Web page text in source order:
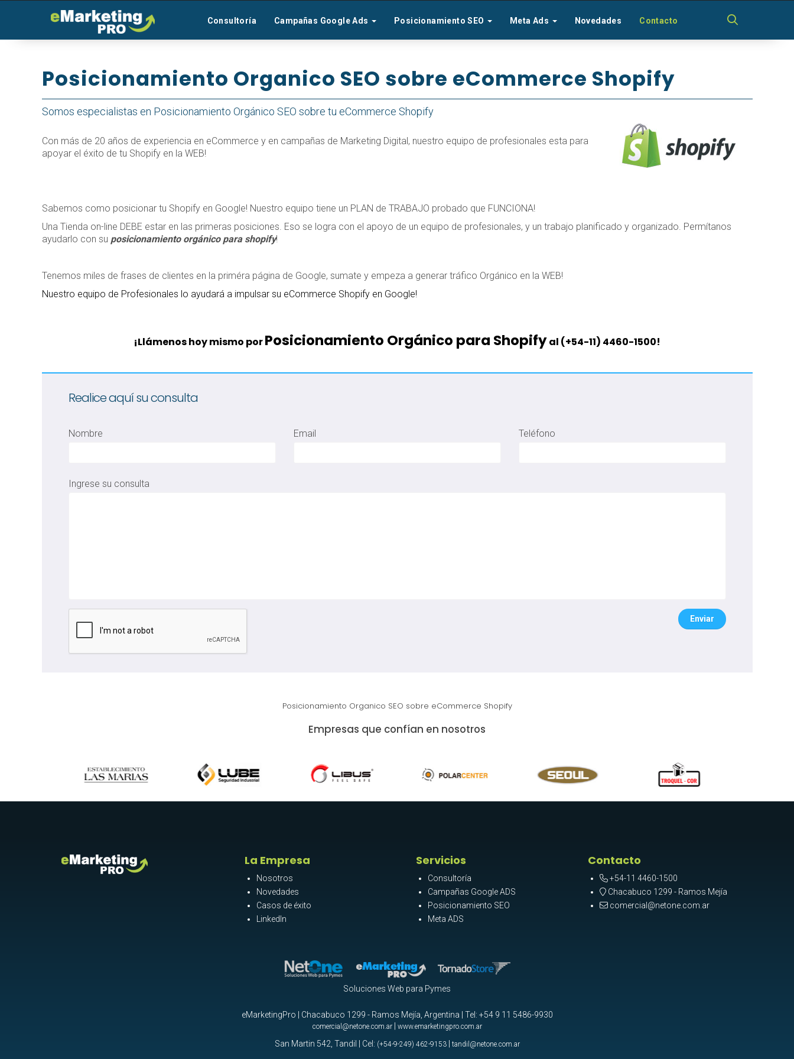
Consultoría Campañas Google Ads Posicionamiento SEO Meta Ads Novedades Contacto
Posicionamiento Organico SEO sobre eCommerce Shopify
Somos especialistas en Posicionamiento Orgánico SEO sobre tu eCommerce Shopify
Con más de 20 años de experiencia en eCommerce y en campañas de Marketing Digital, nuestro equipo de profesionales esta para
apoyar el éxito de tu Shopify en la WEB!
Sabemos como posicionar tu Shopify en Google! Nuestro equipo tiene un PLAN de TRABAJO probado que FUNCIONA!
Una Tienda on-line DEBE estar en las primeras posiciones. Eso se logra con el apoyo de un equipo de profesionales, y un trabajo planificado y organizado. Permítanos
ayudarlo con su posicionamiento orgánico para shopify!
Tenemos miles de frases de clientes en la priméra página de Google, sumate y empeza a generar tráfico Orgánico en la WEB!
Nuestro equipo de Profesionales lo ayudará a impulsar su eCommerce Shopify en Google!
¡Llámenos hoy mismo porPosicionamiento Orgánico para Shopifyal (+54-11) 4460-1500!
Realice aquí su consulta
Nombre Email Teléfono
Ingrese su consulta
Enviar
Posicionamiento Organico SEO sobre eCommerce Shopify
Empresas que confían en nosotros
La Empresa
Nosotros
Novedades
Casos de éxito
LinkedIn
Servicios
Consultoría
Campañas Google ADS
Posicionamiento SEO
Meta ADS
Contacto
+54-11 4460-1500
Chacabuco 1299 - Ramos Mejía
comercial@netone.com.ar
Soluciones Web para Pymes
eMarketingPro | Chacabuco 1299 - Ramos Mejía, Argentina | Tel: +54 9 11 5486-9930
comercial@netone.com.ar| www.emarketingpro.com.ar
San Martin 542, Tandil | Cel: (+54-9-249) 462-9153| tandil@netone.com.ar